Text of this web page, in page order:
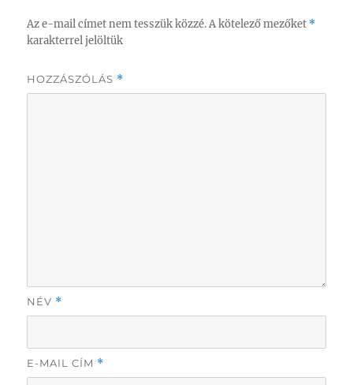
Az e-mail címet nem tesszük közzé. A kötelező mezőket *
karakterrel jelöltük
HOZZÁSZÓLÁS *
NÉV *
E-MAIL CÍM *